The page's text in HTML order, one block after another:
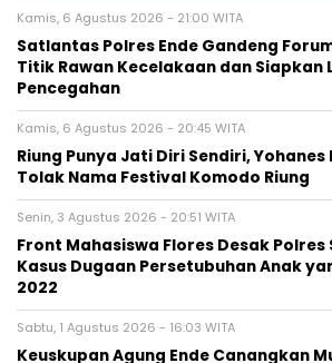
Kamis, 6 Agustus 2026 - 21:00 WITA
Satlantas Polres Ende Gandeng
Titik Rawan Kecelakaan dan Siapkan
Pencegahan
Kamis, 6 Agustus 2026 - 20:45 WITA
Riung Punya Jati Diri Sendiri, Yohanes
Tolak Nama Festival Komodo Riung
Senin, 3 Agustus 2026 - 20:51 WITA
Front Mahasiswa Flores Desak
Kasus Dugaan Persetubuhan Anak
2022
Sabtu, 1 Agustus 2026 - 16:03 WITA
Keuskupan Agung Ende Canangkan